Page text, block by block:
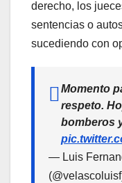
derecho, los
sentencias o
sucediendo con
Momento
respeto.
bomberos
— Luis